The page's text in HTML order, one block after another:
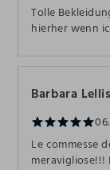
Tolle
hierher wenn
Barbara Lellis
Le commesse
meravigliose!!!